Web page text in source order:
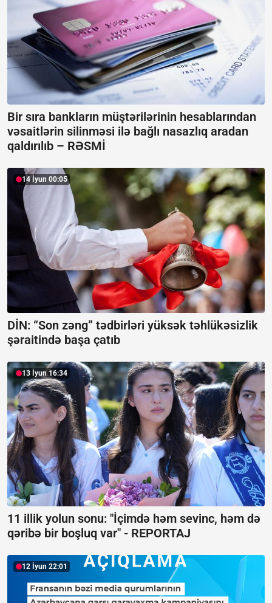
Bir sıra bankların müştərilərinin hesablarından
vəsaitlərin silinməsi ilə bağlı nasazlıq aradan
qaldırılıb – RƏSMİ
14 İyun 00:05
DİN: “Son zəng” tədbirləri yüksək təhlükəsizlik
şəraitində başa çatıb
13 İyun 16:34
11 illik yolun sonu: "İçimdə həm sevinc, həm də
qəribə bir boşluq var" - REPORTAJ
12 İyun 22:01